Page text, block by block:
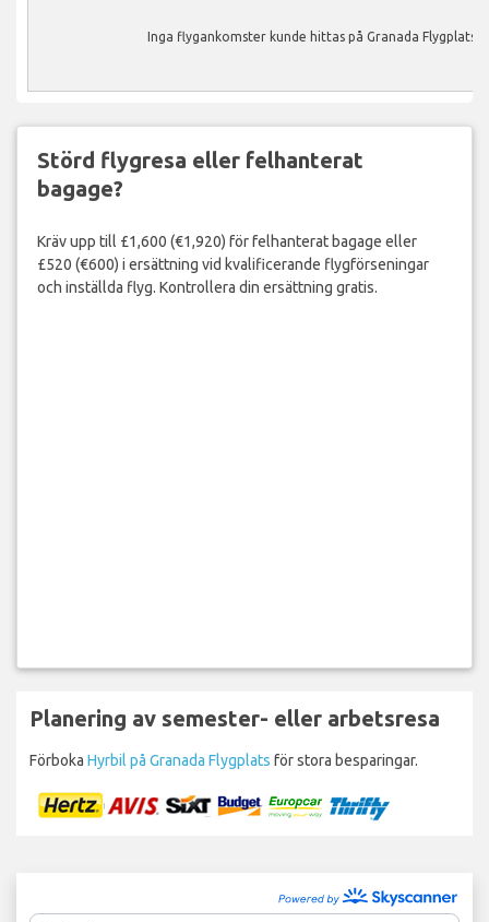
Inga flygankomster kunde hittas på Granada Flygplats.
Störd flygresa eller felhanterat
bagage?
Kräv upp till £1,600 (€1,920) för felhanterat bagage eller
£520 (€600) i ersättning vid kvalificerande flygförseningar
och inställda flyg. Kontrollera din ersättning gratis.
Planering av semester- eller arbetsresa
Förboka Hyrbil på Granada Flygplats för stora besparingar.